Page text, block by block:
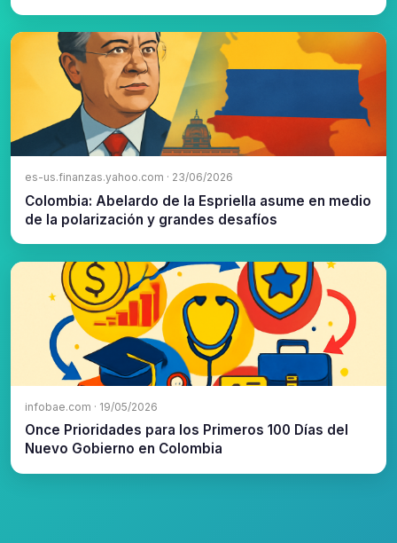
es-us.finanzas.yahoo.com · 23/06/2026
Colombia: Abelardo de la Espriella asume en medio
de la polarización y grandes desafíos
infobae.com · 19/05/2026
Once Prioridades para los Primeros 100 Días del
Nuevo Gobierno en Colombia